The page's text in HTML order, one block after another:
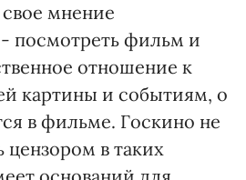
мнение
посмотреть фильм и
отношение к
картины и событиям, о
в фильме. Госкино не
цензором в таких